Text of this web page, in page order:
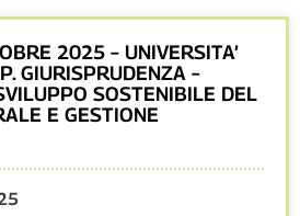
2025 – UNIVERSITA’
GIURISPRUDENZA –
SOSTENIBILE DEL
E GESTIONE